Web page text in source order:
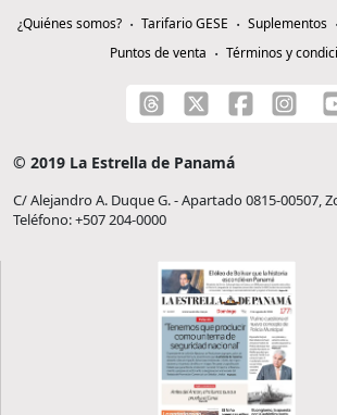
¿Quiénes somos? Tarifario GESE Suplementos
Puntos de venta
Términos y
© 2019 La Estrella de Panamá
C/ Alejandro A. Duque G. - Apartado 0815-00507,
Teléfono: +507 204-0000